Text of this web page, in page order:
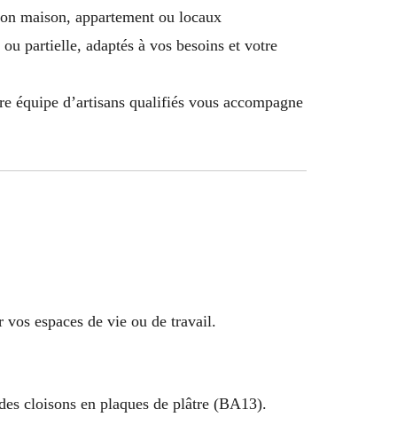
maison, appartement ou locaux
partielle, adaptés à vos besoins et votre
d’artisans qualifiés vous accompagne
espaces de vie ou de travail.
cloisons en plaques de plâtre (BA13).